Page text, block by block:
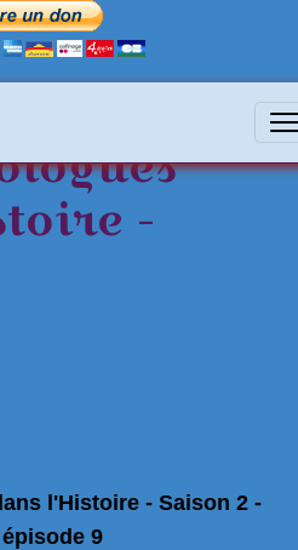
-
l'Histoire - Saison 2 -
9